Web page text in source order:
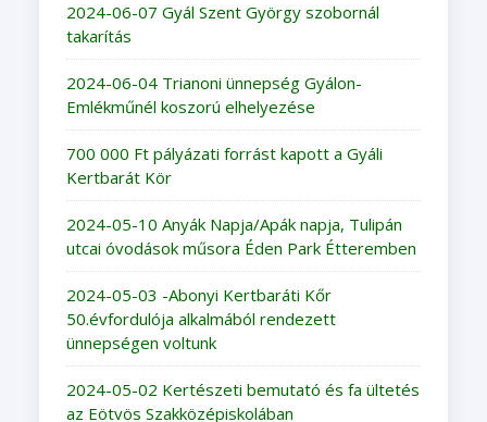
2024-06-07 Gyál Szent György szobornál
takarítás
2024-06-04 Trianoni ünnepség Gyálon-
Emlékműnél koszorú elhelyezése
700 000 Ft pályázati forrást kapott a Gyáli
Kertbarát Kör
2024-05-10 Anyák Napja/Apák napja, Tulipán
utcai óvodások műsora Éden Park Étteremben
2024-05-03 -Abonyi Kertbaráti Kőr
50.évfordulója alkalmából rendezett
ünnepségen voltunk
2024-05-02 Kertészeti bemutató és fa ültetés
az Eötvös Szakközépiskolában